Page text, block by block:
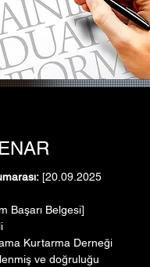
[20.09.2025
Başarı Belgesi]
Kurtarma Derneği
ve doğruluğu